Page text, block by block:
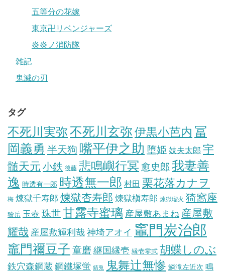
五等分の花嫁
東京卍リベンジャーズ
炎炎ノ消防隊
雑記
鬼滅の刃
タグ
不死川実弥不死川玄弥伊黒小芭内 冨
岡義勇 半天狗 嘴平伊之助 堕姫 妓夫太郎 宇
髄天元 小鉄 後藤 悲鳴嶼行冥 愈史郎 我妻善
逸 時透有一郎 時透無一郎 村田 栗花落カナヲ
梅 煉獄千寿郎 煉獄杏寿郎 煉獄槇寿郎 煉獄瑠火 猗窩座
獪岳 玉壺 珠世甘露寺蜜璃 産屋敷あまね 産屋敷
耀哉 産屋敷輝利哉 神埼アオイ 竈門炭治郎
竈門禰豆子 童磨 継国縁壱 縁壱零式 胡蝶しのぶ
鉄穴森鋼蔵 鋼鐵塚蛍 錆兎 鬼舞辻無惨 鱗滝左近次 鳴